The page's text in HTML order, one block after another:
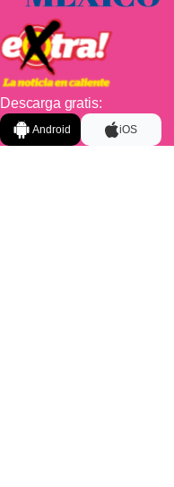
Descarga gratis:
Android iOS